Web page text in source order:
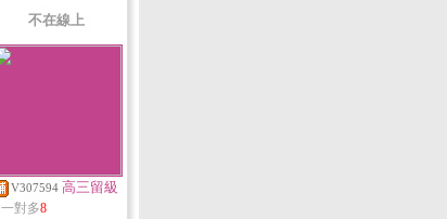
不在線上
V307594 高三留級
一對多8